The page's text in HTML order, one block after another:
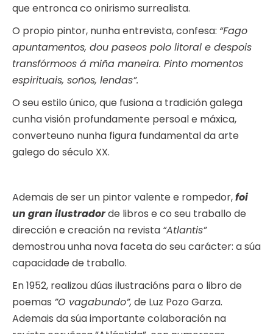
que entronca co onirismo surrealista.
O propio pintor, nunha entrevista, confesa: “Fago
apuntamentos, dou paseos polo litoral e despois
transfórmoos á miña maneira. Pinto momentos
espirituais, soños, lendas”.
O seu estilo único, que fusiona a tradición galega
cunha visión profundamente persoal e máxica,
converteuno nunha figura fundamental da arte
galego do século XX.
Ademais de ser un pintor valente e rompedor,foi
un gran ilustradorde libros e co seu traballo de
dirección e creación na revista “Atlantis”
demostrou unha nova faceta do seu carácter: a súa
capacidade de traballo.
En 1952, realizou dúas ilustracións para o libro de
poemas ”O vagabundo”, de Luz Pozo Garza.
Ademais da súa importante colaboración na